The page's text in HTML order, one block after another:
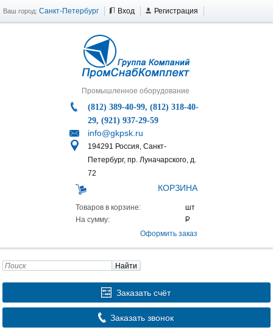
Ваш город: Санкт-Петербург Вход Регистрация
Промышленное оборудование
(812) 389-40-99, (812) 318-40-
29, (921) 937-29-59
info@gkpsk.ru
194291 Россия, Санкт-
Петербург, пр. Луначарского, д.
72
КОРЗИНА
Товаров в корзине:
На сумму:
Оформить заказ
Найти
Заказать счёт
Заказать звонок